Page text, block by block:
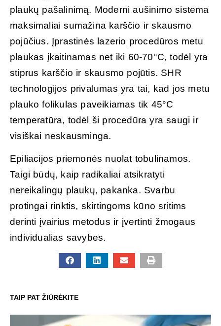
plaukų pašalinimą. Moderni aušinimo sistema
maksimaliai sumažina karščio ir skausmo
pojūčius. Įprastinės lazerio procedūros metu
plaukas įkaitinamas net iki 60-70°C, todėl yra
stiprus karščio ir skausmo pojūtis. SHR
technologijos privalumas yra tai, kad jos metu
plauko folikulas paveikiamas tik 45°C
temperatūra, todėl ši procedūra yra saugi ir
visiškai neskausminga.
Epiliacijos priemonės nuolat tobulinamos.
Taigi būdų, kaip radikaliai atsikratyti
nereikalingų plaukų, pakanka. Svarbu
protingai rinktis, skirtingoms kūno sritims
derinti įvairius metodus ir įvertinti žmogaus
individualias savybes.
TAIP PAT ŽIŪRĖKITE